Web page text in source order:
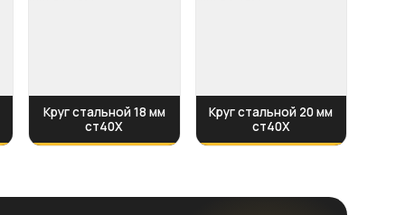
Круг стальной 18 мм
ст40Х
Круг стальной 20 мм
ст40Х